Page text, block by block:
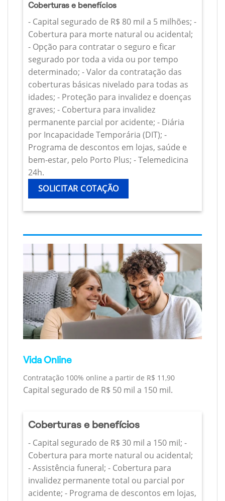
Coberturas e benefícios
- Capital segurado de R$ 80 mil a 5 milhões; -
Cobertura para morte natural ou acidental;
- Opção para contratar o seguro e ficar
segurado por toda a vida ou por tempo
determinado; - Valor da contratação das
coberturas básicas nivelado para todas as
idades; - Proteção para invalidez e doenças
graves; - Cobertura para invalidez
permanente parcial por acidente; - Diária
por Incapacidade Temporária (DIT); -
Programa de descontos em lojas, saúde e
bem-estar, pelo Porto Plus; - Telemedicina
24h.
SOLICITAR COTAÇÃO
Vida Online
Contratação 100% online a partir de R$ 11,90
Capital segurado de R$ 50 mil a 150 mil.
Coberturas e benefícios
- Capital segurado de R$ 30 mil a 150 mil; -
Cobertura para morte natural ou acidental;
- Assistência funeral; - Cobertura para
invalidez permanente total ou parcial por
acidente; - Programa de descontos em lojas,